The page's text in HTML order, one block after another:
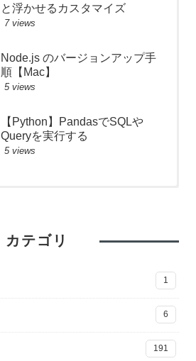
と浮かせるカスタマイズ
7 views
Node.js のバージョンアップ手
順【Mac】
5 views
【Python】PandasでSQLや
Queryを実行する
5 views
ファイルを実行！同期・非同期
ファイルを実行！同期・非同期
【CSS】画像を横幅いっぱいに
スタマイズ！add_meta_boxes
カテゴリ
1
6
191